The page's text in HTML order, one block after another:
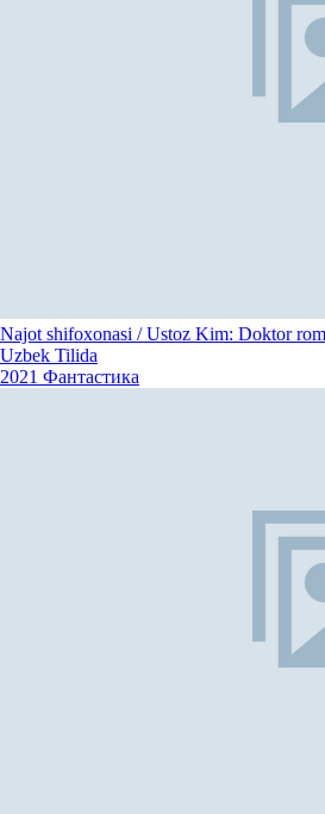
Najot shifoxonasi / Ustoz Kim: Doktor
Uzbek Tilida
2021 Фантастика